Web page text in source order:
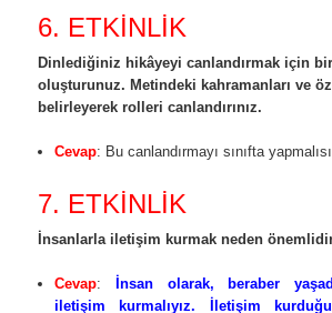
6. ETKİNLİK
Dinlediğiniz hikâyeyi canlandırmak için
oluşturunuz. Metindeki kahramanları ve
belirleyerek rolleri canlandırınız.
Cevap: Bu canlandırmayı sınıfta
7. ETKİNLİK
İnsanlarla iletişim kurmak neden
Cevap:
İnsan olarak, beraber
iletişim kurmalıyız. İletişim